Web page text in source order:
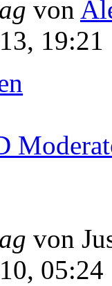
von
19:21
von
05:24